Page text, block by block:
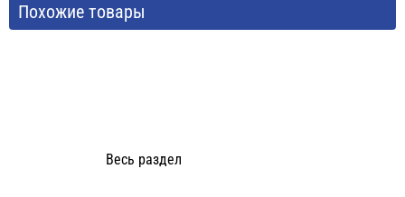
Похожие товары
Весь раздел